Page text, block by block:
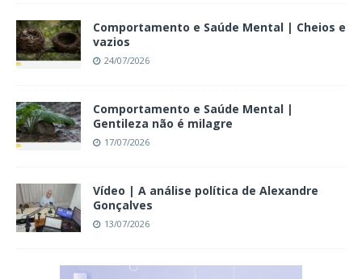
Comportamento e Saúde Mental | Cheios e
vazios
24/07/2026
Comportamento e Saúde Mental |
Gentileza não é milagre
17/07/2026
Vídeo | A análise política de Alexandre
Gonçalves
13/07/2026